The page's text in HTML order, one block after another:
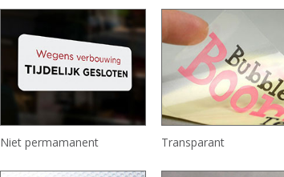
Niet permamanent Transparant